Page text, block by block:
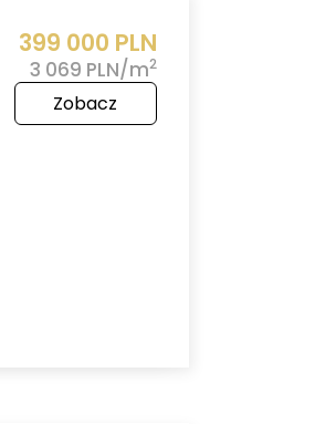
399 000 PLN
3 069 PLN/m2
Zobacz